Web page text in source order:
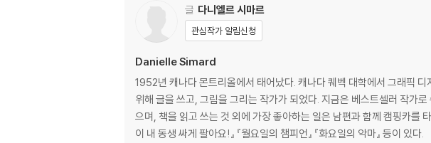
글 다니엘르 시마르
관심작가 알림신청
Danielle Simard
1952년 캐나다 몬트리올에서 태어났다. 캐나다 퀘벡 대학에서 그래픽
위해 글을 쓰고, 그림을 그리는 작가가 되었다. 지금은 베스트셀러 작가
으며, 책을 읽고 쓰는 것 외에 가장 좋아하는 일은 남편과 함께 캠핑카를
이 내 동생 싸게 팔아요!』 『월요일의 챔피언』 『화요일의 악마』 등이 있다.